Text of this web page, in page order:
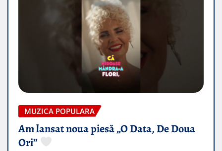
MUZICA POPULARA
Am lansat noua piesă „O Data, De Doua
Ori”